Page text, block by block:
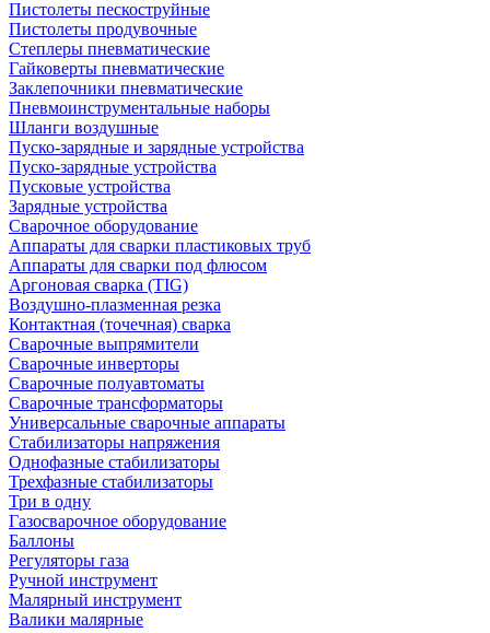
Пистолеты пескоструйные
Пистолеты продувочные
Степлеры пневматические
Гайковерты пневматические
Заклепочники пневматические
Пневмоинструментальные наборы
Шланги воздушные
Пуско-зарядные и зарядные устройства
Пуско-зарядные устройства
Пусковые устройства
Зарядные устройства
Сварочное оборудование
Аппараты для сварки пластиковых труб
Аппараты для сварки под флюсом
Аргоновая сварка (TIG)
Воздушно-плазменная резка
Контактная (точечная) сварка
Сварочные выпрямители
Сварочные инверторы
Сварочные полуавтоматы
Сварочные трансформаторы
Универсальные сварочные аппараты
Стабилизаторы напряжения
Однофазные стабилизаторы
Трехфазные стабилизаторы
Три в одну
Газосварочное оборудование
Баллоны
Регуляторы газа
Ручной инструмент
Малярный инструмент
Валики малярные